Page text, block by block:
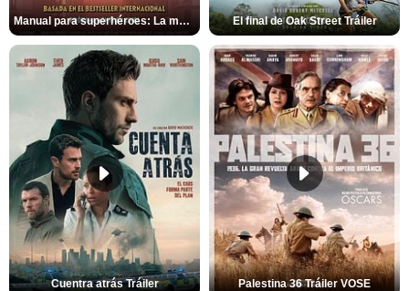
Manual para superhéroes: La máscara roja Tráiler El final de Oak Street Tráiler
Cuentra atrás Tráiler Palestina 36 Tráiler VOSE